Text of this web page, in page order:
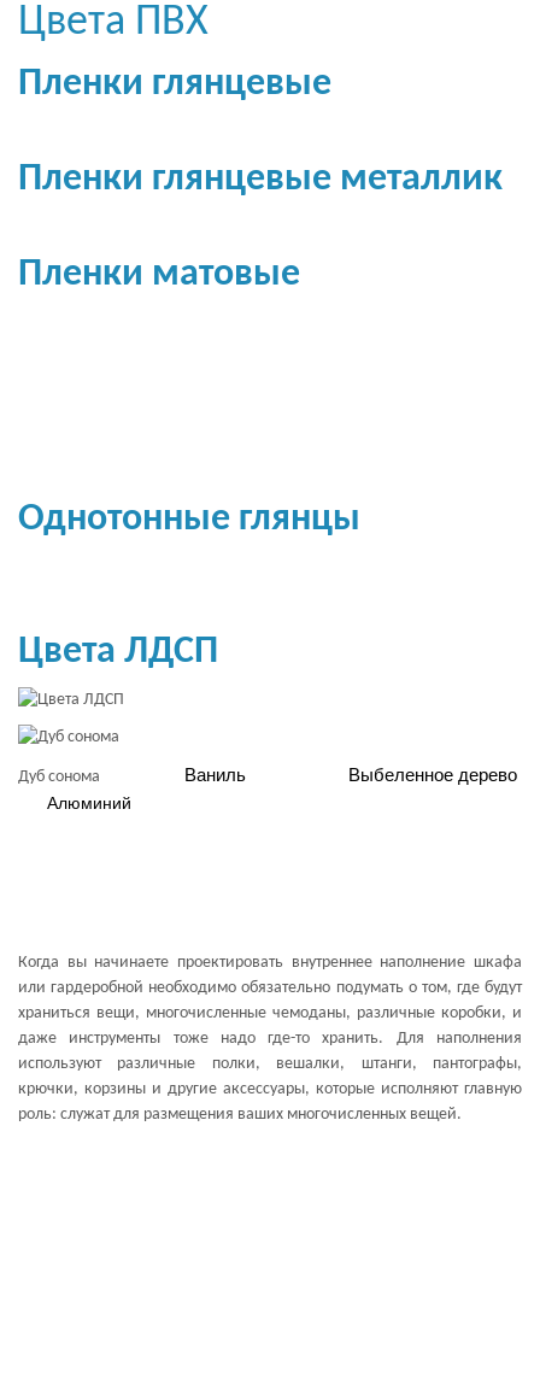
Цвета ПВХ
Пленки глянцевые
Пленки глянцевые металлик
Пленки матовые
Однотонные глянцы
Цвета ЛДСП
Дуб сонома Ваниль Выбеленное дерево
Алюминий
Когда вы начинаете проектировать внутреннее наполнение шкафа
или гардеробной необходимо обязательно подумать о том, где будут
храниться вещи, многочисленные чемоданы, различные коробки, и
даже инструменты тоже надо где-то хранить. Для наполнения
используют различные полки, вешалки, штанги, пантографы,
крючки, корзины и другие аксессуары, которые исполняют главную
роль: служат для размещения ваших многочисленных вещей.